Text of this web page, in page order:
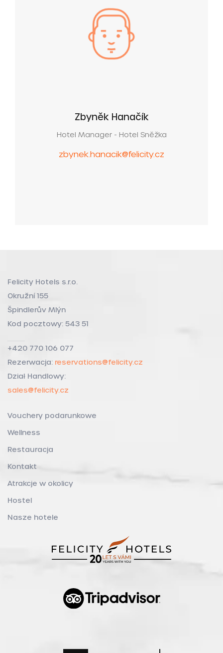
Zbyněk Hanačík
Hotel Manager - Hotel Sněžka
zbynek.hanacik@felicity.cz
Felicity Hotels s.r.o.
Okružní 155
Špindlerův Mlýn
Kod pocztowy: 543 51
+420 770 106 077
Rezerwacja: reservations@felicity.cz
Dział Handlowy:
sales@felicity.cz
Vouchery podarunkowe
Wellness
Restauracja
Kontakt
Atrakcje w okolicy
Hostel
Nasze hotele